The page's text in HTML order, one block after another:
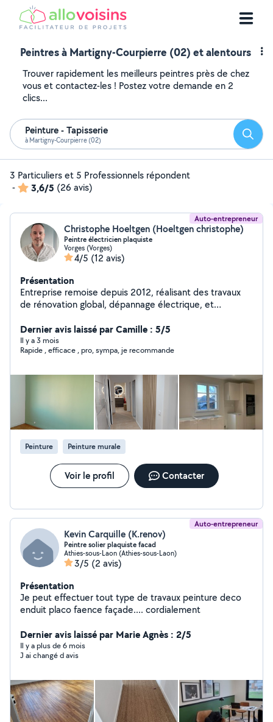
Peintres à Martigny-Courpierre (02) et alentours
Trouver rapidement les meilleurs peintres près de chez
vous et contactez-les ! Postez votre demande en 2
clics...
Peinture - Tapisserie
à Martigny-Courpierre (02)
3 Particuliers et 5 Professionnels répondent
-
3,6/5 (26 avis)
Auto-entrepreneur
Christophe Hoeltgen (Hoeltgen christophe)
Peintre électricien plaquiste
Vorges (Vorges)
4/5 (12 avis)
Présentation
Entreprise remoise depuis 2012, réalisant des travaux
de rénovation global, dépannage électrique, et
isolation. Peinture au pistolet airless pour maison neuve.
Peinture extérieur, façade. Papier peint. Sol parquet,
dalle de pvc. Salle de bain complète. Tout travaux divers
me contacter. Cordialement
Dernier avis laissé par Camille : 5/5
Il y a 3 mois
Rapide , efficace , pro, sympa, je recommande
Peinture Peinture murale
Voir le profil Contacter
Auto-entrepreneur
Kevin Carquille (K.renov)
Peintre solier plaquiste facad
Athies-sous-Laon (Athies-sous-Laon)
3/5 (2 avis)
Présentation
Je peut effectuer tout type de travaux peinture deco
enduit placo faence façade.... cordialement
Dernier avis laissé par Marie Agnès : 2/5
Il y a plus de 6 mois
J ai changé d avis